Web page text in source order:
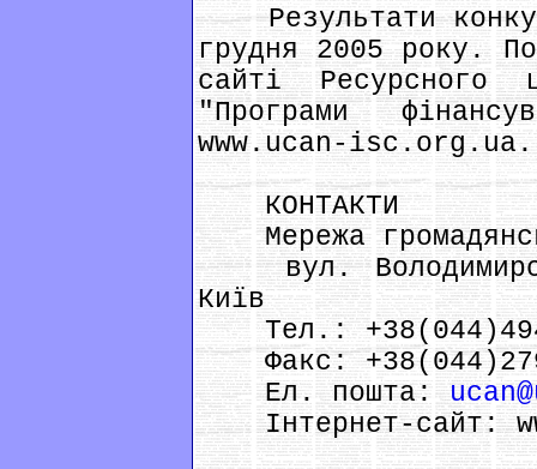
Результати
грудня 2005 року.
сайті
"Програми
www.ucan-isc.org.ua.
КОНТАКТИ
Мережа
вул.
Київ
Тел.:
Факс:
Ел. пошта:
Інтернет-сайт: